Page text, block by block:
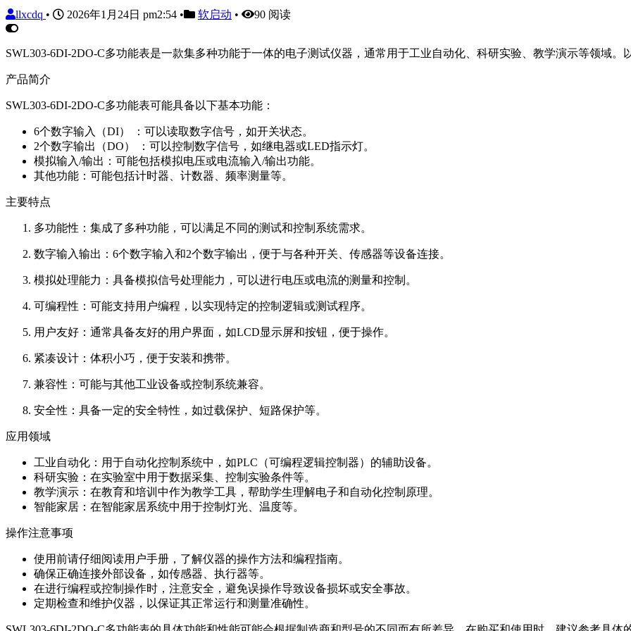
llxcdq • 2026年1月24日 pm2:54 • 软启动 • 90 阅读
SWL303-6DI-2DO-C多功能表是一款集多种功能于一体的电子测试仪器，通常用于工业自动化、科研实验、教学演示等领域。
产品简介
SWL303-6DI-2DO-C多功能表可能具备以下基本功能：
6个数字输入（DI） ：可以读取数字信号，如开关状态。
2个数字输出（DO） ：可以控制数字信号，如继电器或LED指示灯。
模拟输入/输出：可能包括模拟电压或电流输入/输出功能。
其他功能：可能包括计时器、计数器、频率测量等。
主要特点
多功能性：集成了多种功能，可以满足不同的测试和控制系统需求。
数字输入输出：6个数字输入和2个数字输出，便于与各种开关、传感器等设备连接。
模拟处理能力：具备模拟信号处理能力，可以进行电压或电流的测量和控制。
可编程性：可能支持用户编程，以实现特定的控制逻辑或测试程序。
用户友好：通常具备友好的用户界面，如LCD显示屏和按钮，便于操作。
紧凑设计：体积小巧，便于安装和携带。
兼容性：可能与其他工业设备或控制系统兼容。
安全性：具备一定的安全特性，如过载保护、短路保护等。
应用领域
工业自动化：用于自动化控制系统中，如PLC（可编程逻辑控制器）的辅助设备。
科研实验：在实验室中用于数据采集、控制实验条件等。
教学演示：在教育和培训中作为教学工具，帮助学生理解电子和自动化控制原理。
智能家居：在智能家居系统中用于控制灯光、温度等。
操作注意事项
使用前请仔细阅读用户手册，了解仪器的操作方法和编程指南。
确保正确连接外部设备，如传感器、执行器等。
在进行编程或控制操作时，注意安全，避免误操作导致设备损坏或安全事故。
定期检查和维护仪器，以保证其正常运行和测量准确性。